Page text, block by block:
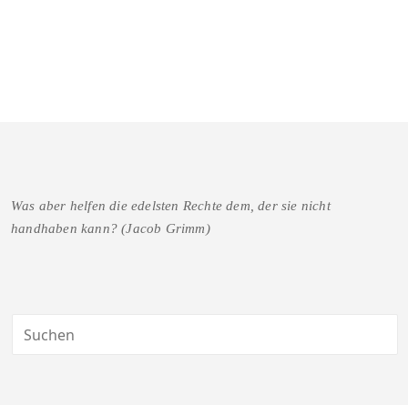
Was aber helfen die edelsten Rechte dem, der sie nicht
handhaben kann? (Jacob Grimm)